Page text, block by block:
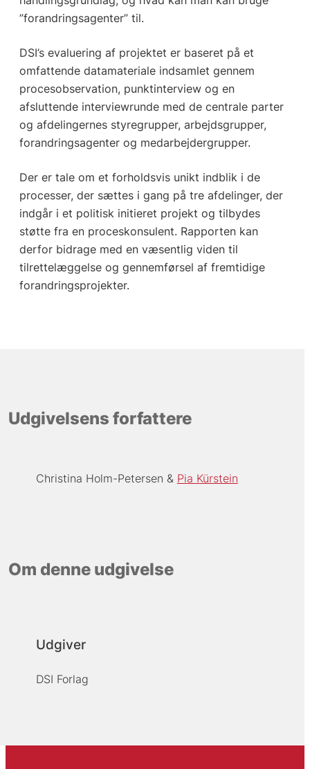
”forandringsagenter” til.
DSI’s evaluering af projektet er baseret på et
omfattende datamateriale indsamlet gennem
procesobservation, punktinterview og en
afsluttende interviewrunde med de centrale parter
og afdelingernes styregrupper, arbejdsgrupper,
forandringsagenter og medarbejdergrupper.
Der er tale om et forholdsvis unikt indblik i de
processer, der sættes i gang på tre afdelinger, der
indgår i et politisk initieret projekt og tilbydes
støtte fra en proceskonsulent. Rapporten kan
derfor bidrage med en væsentlig viden til
tilrettelæggelse og gennemførsel af fremtidige
forandringsprojekter.
Udgivelsens forfattere
Christina Holm-Petersen Pia Kürstein
Om denne udgivelse
Udgiver
DSI Forlag